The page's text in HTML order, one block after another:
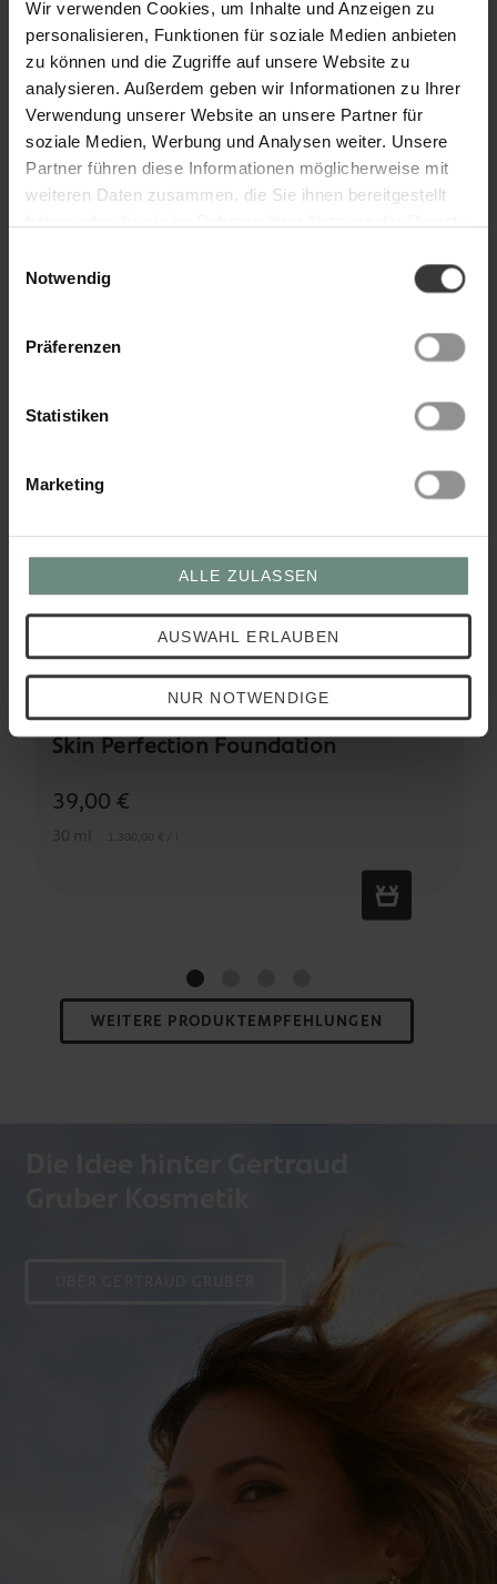
Wir verwenden Cookies, um Inhalte und Anzeigen zu
personalisieren, Funktionen für soziale Medien anbieten
zu können und die Zugriffe auf unsere Website zu
analysieren. Außerdem geben wir Informationen zu Ihrer
Verwendung unserer Website an unsere Partner für
soziale Medien, Werbung und Analysen weiter. Unsere
Partner führen diese Informationen möglicherweise mit
weiteren Daten zusammen, die Sie ihnen bereitgestellt
unsererDatenschutzerklärung
Notwendig
Präferenzen
Statistiken
Marketing
ALLE ZULASSEN
AUSWAHL ERLAUBEN
NUR NOTWENDIGE
Inhaltsstoffe
Mica, Talc, Zinc Oxide, Dimethicone, Silica, Polymethyl Methacrylate,
Copolymer, Octyldodecyl Stearoyl Stearate, Diisostearyl Malate, Dehydroacetic Acid,
Sorbic Acid, [+/- (MAY CONTAIN) CI 77491 (IRON OXIDES), CI 77492 (IRON OXIDES), CI
Rezepturen und Deklarationen können sich durch neue wissenschaftliche Erkenntnisse
oder rechtliche Vorgaben ändern.
Das könnte Ihnen auch gefallen
Skin Perfection Foundation
30 ml 1.300,00 € / l
39,00 €
WEITERE PRODUKTEMPFEHLUNGEN